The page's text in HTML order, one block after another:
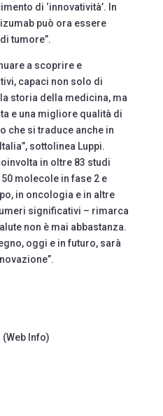
di ‘innovatività’. In
può ora essere
tumore”.
a scoprire e
capaci non solo di
storia della medicina, ma
e una migliore qualità di
che si traduce anche in
sottolinea Luppi.
in oltre 83 studi
molecole in fase 2 e
in oncologia e in altre
significativi – rimarca
non è mai abbastanza.
oggi e in futuro, sarà
Info)